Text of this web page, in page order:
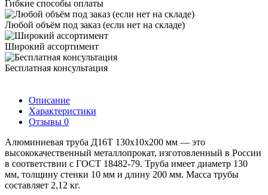
Гибкие способы оплаты
Любой объём под заказ (если нет на складе)
Широкий ассортимент
Бесплатная консультация
Описание
Характеристики
Отзывы 0
Алюминиевая труба Д16Т 130х10х200 мм — это
высококачественный металлопрокат, изготовленный в России
в соответствии с ГОСТ 18482-79. Труба имеет диаметр 130
мм, толщину стенки 10 мм и длину 200 мм. Масса трубы
составляет 2,12 кг.